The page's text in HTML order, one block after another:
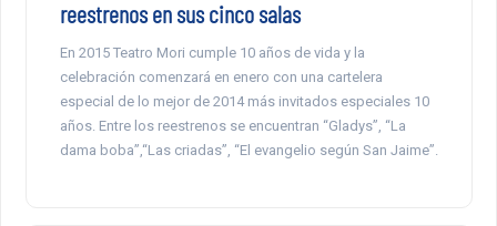
reestrenos en sus cinco salas
En 2015 Teatro Mori cumple 10 años de vida y la
celebración comenzará en enero con una cartelera
especial de lo mejor de 2014 más invitados especiales 10
años. Entre los reestrenos se encuentran “Gladys”, “La
dama boba”,“Las criadas”, “El evangelio según San Jaime”.